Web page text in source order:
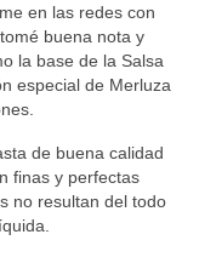
en las redes con
buena nota y
la base de la Salsa
especial de Merluza
de buena calidad
finas y perfectas
no resultan del todo